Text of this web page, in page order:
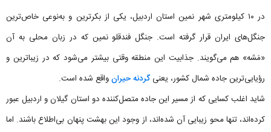
در ۱۰ کیلومتری شهر نمین استان اردبیل، یکی از بکرترین و به‌نوعی خاص‌ترین
جنگل‌های ایران قرار گرفته است. جنگل فندقلو نمین که در زبان محلی به آن
«مَشه» هم می‌گویند. جذابیت این منطقه وقتی بیشتر می‌شود که در زیباترین و
رؤیایی‌ترین جاده شمال کشور، یعنیگردنه حیرانواقع شده است.
شاید اغلب کسایی که از مسیر این جاده متصل‌کننده دو استان گیلان و اردبیل عبور
کرده‌اند، تنها محو زیبایی آن شده‌اند، از وجود این بهشت پنهان بی‌اطلاع باشند. اما